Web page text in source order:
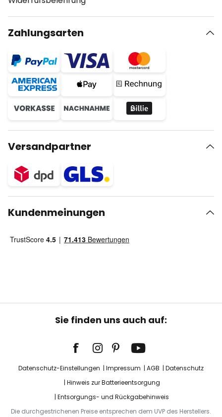
Zahlungsarten
Versandpartner
Kundenmeinungen
Sie finden uns auch auf:
Datenschutz-Einstellungen Impressum AGB
Datenschutz
Hinweis zur Batterieentsorgung
Entsorgungs- und Rückgabehinweis
Die durchgestrichenen Preise entsprechen dem UVP des Herstellers.